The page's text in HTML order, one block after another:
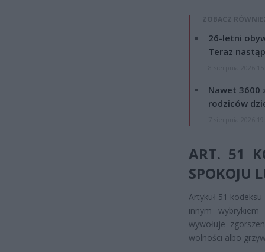
ZOBACZ
26-letni
Teraz
Nawet 3600
rodziców
ART. 51
SPOKOJU
Artykuł 51
innym
wywołuje
wolności albo